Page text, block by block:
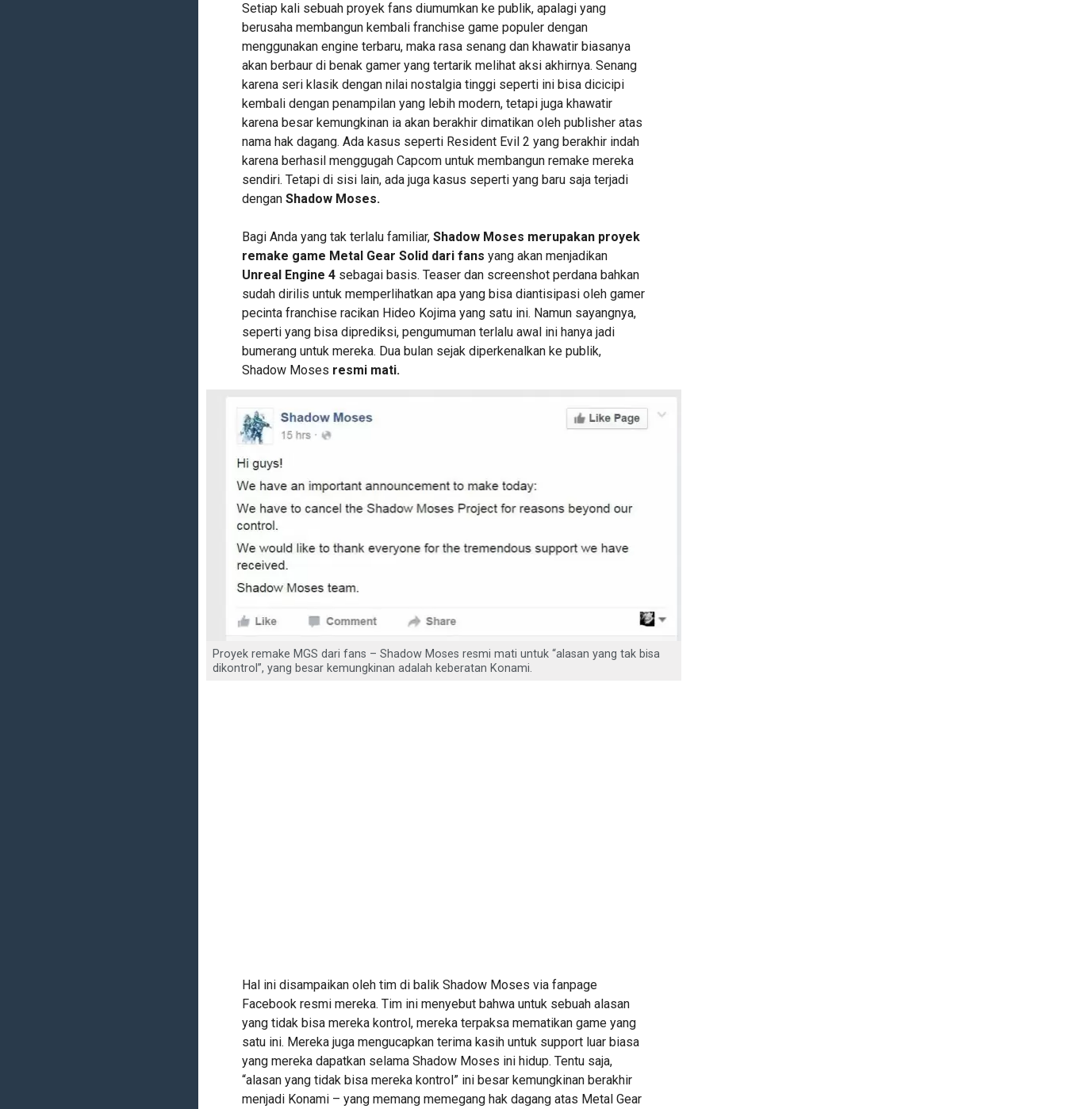
Setiap kali sebuah proyek fans diumumkan ke publik, apalagi yang
berusaha membangun kembali franchise game populer dengan
menggunakan engine terbaru, maka rasa senang dan khawatir biasanya
akan berbaur di benak gamer yang tertarik melihat aksi akhirnya. Senang
karena seri klasik dengan nilai nostalgia tinggi seperti ini bisa dicicipi
kembali dengan penampilan yang lebih modern, tetapi juga khawatir
karena besar kemungkinan ia akan berakhir dimatikan oleh publisher atas
nama hak dagang. Ada kasus seperti Resident Evil 2 yang berakhir indah
karena berhasil menggugah Capcom untuk membangun remake mereka
sendiri. Tetapi di sisi lain, ada juga kasus seperti yang baru saja terjadi
dengan Shadow Moses.
Bagi Anda yang tak terlalu familiar, Shadow Moses merupakan proyek
remake game Metal Gear Solid dari fans yang akan menjadikan
Unreal Engine 4sebagai basis. Teaser dan screenshot perdana bahkan
sudah dirilis untuk memperlihatkan apa yang bisa diantisipasi oleh gamer
pecinta franchise racikan Hideo Kojima yang satu ini. Namun sayangnya,
seperti yang bisa diprediksi, pengumuman terlalu awal ini hanya jadi
bumerang untuk mereka. Dua bulan sejak diperkenalkan ke publik,
Shadow Moses resmi mati.
Proyek remake MGS dari fans – Shadow Moses resmi mati untuk “alasan yang tak bisa
dikontrol”, yang besar kemungkinan adalah keberatan Konami.
Hal ini disampaikan oleh tim di balik Shadow Moses via fanpage
Facebook resmi mereka. Tim ini menyebut bahwa untuk sebuah alasan
yang tidak bisa mereka kontrol, mereka terpaksa mematikan game yang
satu ini. Mereka juga mengucapkan terima kasih untuk support luar biasa
yang mereka dapatkan selama Shadow Moses ini hidup. Tentu saja,
“alasan yang tidak bisa mereka kontrol” ini besar kemungkinan berakhir
menjadi Konami – yang memang memegang hak dagang atas Metal Gear